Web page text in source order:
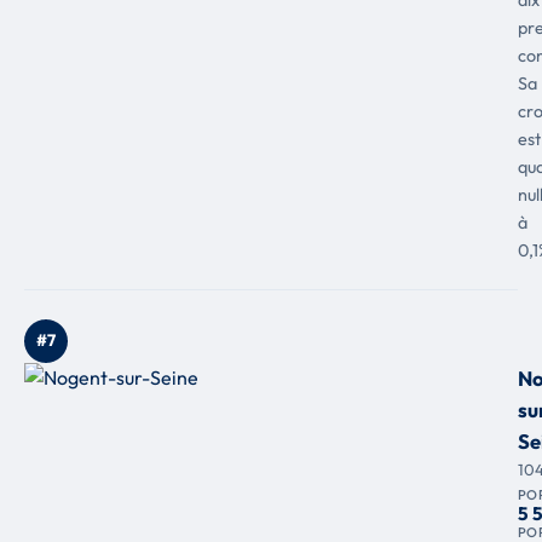
Sa
est
à
#7
5